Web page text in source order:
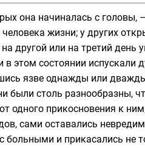
она начиналась с головы,
жизни; у других
другой или на третий
этом состоянии испускали
язве однажды или
столь разнообразны,
одного прикосновения к
сами оставались
больными и прикасались не